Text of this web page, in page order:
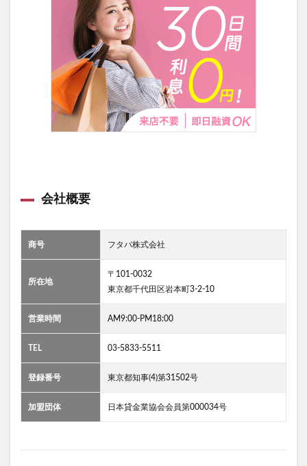
会社概要
商号 フタバ株式会社
所在地
〒101-0032
東京都千代田区岩本町3-2-10
営業時間 AM9:00-PM18:00
TEL 03-5833-5511
登録番号 東京都知事(4)第31502号
加盟団体 日本貸金業協会会員第000034号